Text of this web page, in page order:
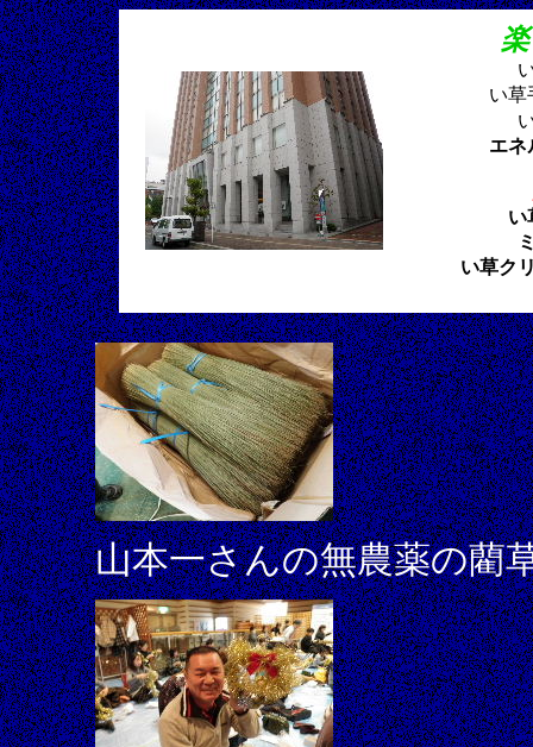
い草
エネ
い
い草ク
山本一さんの無農薬の藺